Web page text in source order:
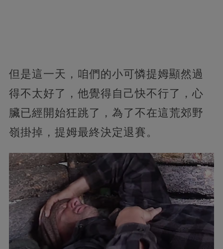
但是這一天，咱們的小可憐提姆顯然過
得不太好了，他覺得自己快不行了，心
臟已經開始狂跳了，為了不在這荒郊野
嶺掛掉，提姆最終決定退賽。